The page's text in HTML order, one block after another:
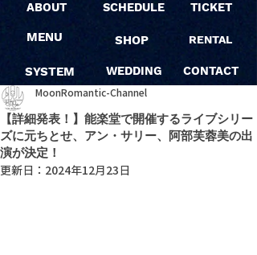
ABOUT
MENU
SYSTEM
SCHEDULE
SHOP
WEDDING
TICKET
RENTAL
CONTACT
【詳細発表！】能楽堂で開催するライブシリー
ズに元ちとせ、アン・サリー、阿部芙蓉美の出
演が決定！
MoonRomantic-Channel
更新日： 2024年12月23日